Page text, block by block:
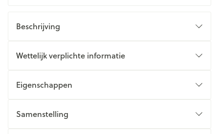
Beschrijving
Wettelijk verplichte informatie
Eigenschappen
Samenstelling